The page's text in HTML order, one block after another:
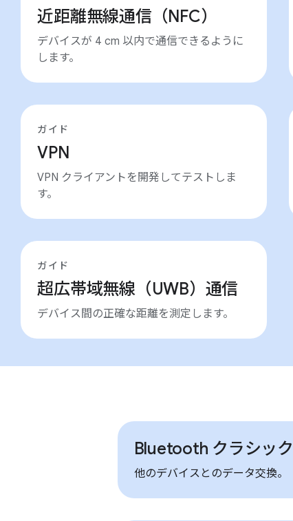
近距離無線通信（NFC）
デバイスが 4 cm 以内で通信できるように
します。
ガイド
VPN
VPN クライアントを開発してテストしま
す。
ガイド
超広帯域無線（UWB）通信
デバイス間の正確な距離を測定します。
Bluetooth クラシック
他のデバイスとのデータ交換。